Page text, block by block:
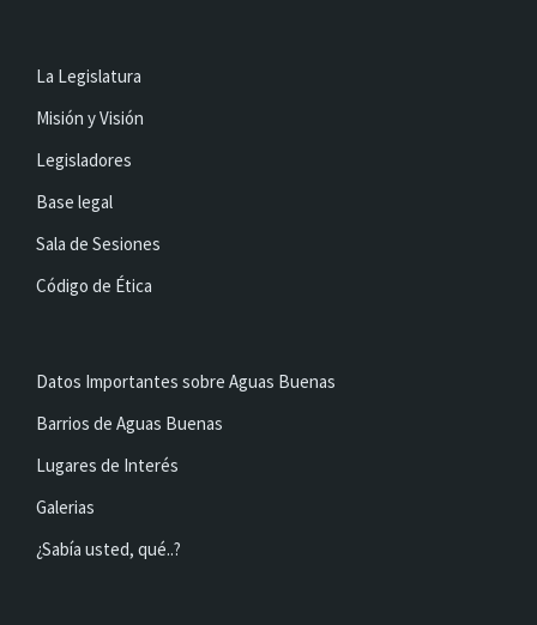
La Legislatura
Misión y Visión
Legisladores
Base legal
Sala de Sesiones
Código de Ética
Datos Importantes sobre Aguas Buenas
Barrios de Aguas Buenas
Lugares de Interés
Galerias
¿Sabía usted, qué..?